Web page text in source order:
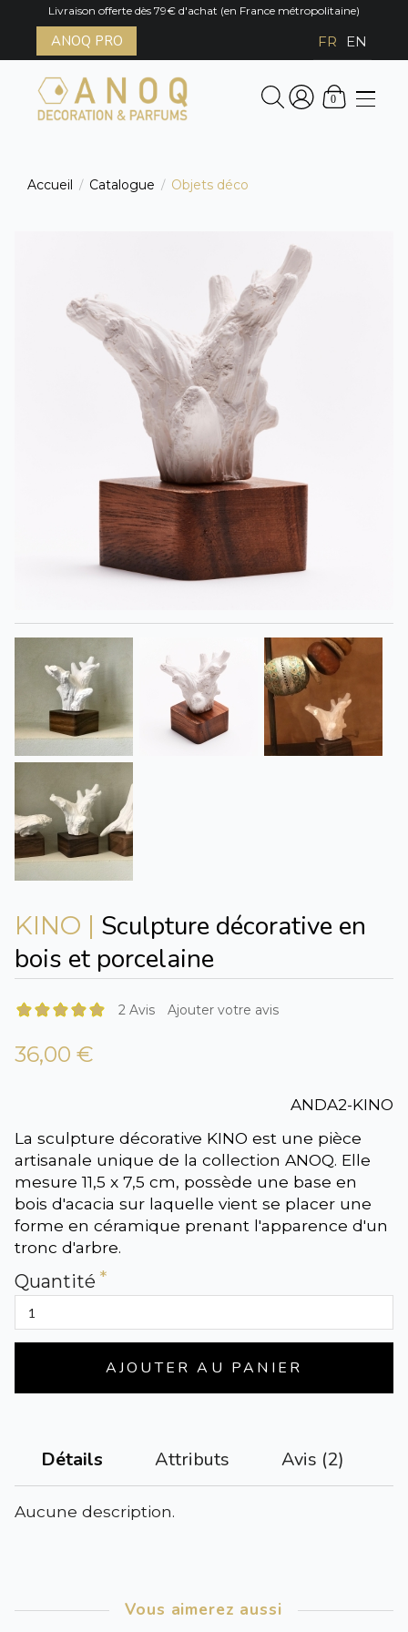
Livraison offerte dès 79€ d'achat (en France métropolitaine)
ANOQ PRO FR EN
0
Accueil / Catalogue / Objets déco
KINO | Sculpture décorative en
bois et porcelaine
2 Avis Ajouter votre avis
36,00 €
ANDA2-KINO
La sculpture décorative KINO est une pièce
artisanale unique de la collection ANOQ. Elle
mesure 11,5 x 7,5 cm, possède une base en
bois d'acacia sur laquelle vient se placer une
forme en céramique prenant l'apparence d'un
tronc d'arbre.
Quantité
AJOUTER AU PANIER
Détails Attributs Avis (2)
Aucune description.
Vous aimerez aussi